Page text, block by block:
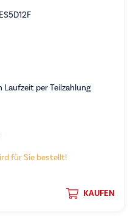
Laufzeit per Teilzahlung
für Sie bestellt!
KAUFEN